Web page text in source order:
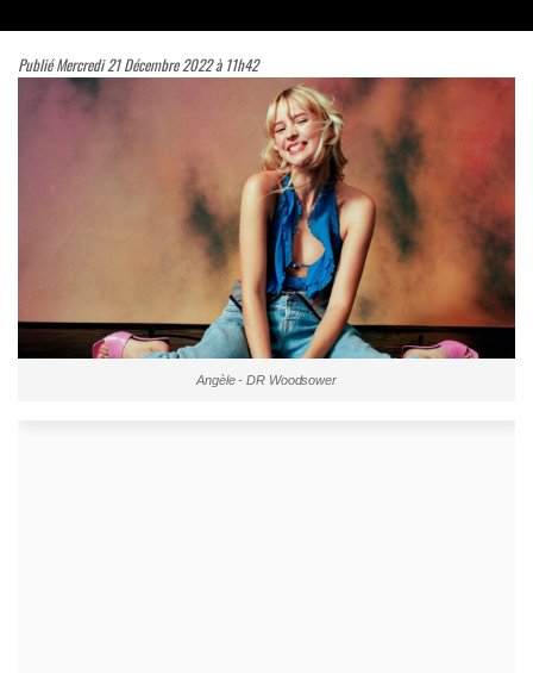
Publié Mercredi 21 Décembre 2022 à 11h42
Angèle - DR Woodsower